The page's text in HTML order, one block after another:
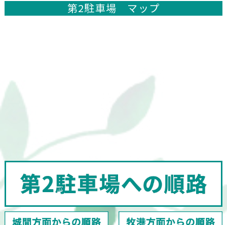
第2駐車場 マップ